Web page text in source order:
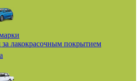
за лакокрасочным покрытием